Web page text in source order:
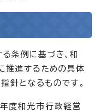
条例に基づき、和
推進するための具体
針となるものです。
度和光市行政経営